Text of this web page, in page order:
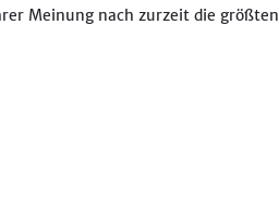
Meinung nach zurzeit die größten